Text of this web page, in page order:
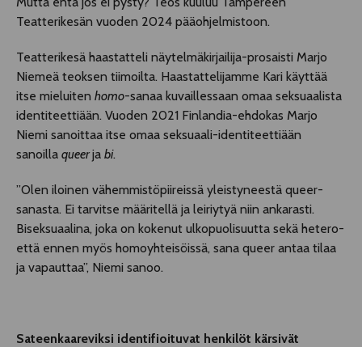
Teatterikesän vuoden 2024 pääohjelmistoon.
Teatterikesä haastatteli näytelmäkirjailija-prosaisti Marjo
Niemeä teoksen tiimoilta. Haastattelijamme Kari käyttää
itse mieluiten homo-sanaa kuvaillessaan omaa seksuaalista
identiteettiään. Vuoden 2021 Finlandia-ehdokas Marjo
Niemi sanoittaa itse omaa seksuaali-identiteettiään
sanoilla queerja bi.
”Olen iloinen vähemmistöpiireissä yleistyneestä queer-
sanasta. Ei tarvitse määritellä ja leiriytyä niin ankarasti.
Biseksuaalina, joka on kokenut ulkopuolisuutta sekä hetero-
että ennen myös homoyhteisöissä, sana queer antaa tilaa
ja vapauttaa”, Niemi sanoo.
Sateenkaareviksi identifioituvat henkilöt kärsivät